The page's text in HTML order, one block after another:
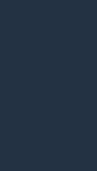
Ананичева
Андреева Юлия
Арутюнян
Асильдарова
Врач-